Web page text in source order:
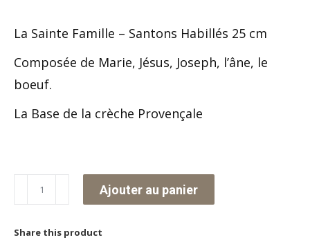
169,00€.160,00€.
La Sainte Famille – Santons Habillés 25 cm
Composée de Marie, Jésus, Joseph, l’âne, le
boeuf.
La Base de la crèche Provençale
quantité
de
La
Ajouter au panier
Share this product